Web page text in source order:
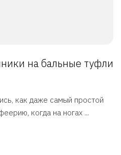
на бальные туфли
как даже самый простой
когда на ногах ...